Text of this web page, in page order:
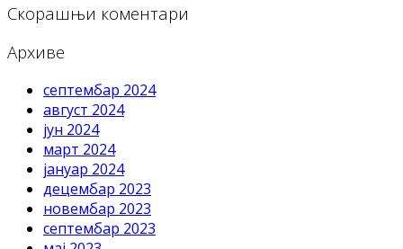
Скорашњи коментари
Архиве
септембар 2024
август 2024
јун 2024
март 2024
јануар 2024
децембар 2023
новембар 2023
септембар 2023